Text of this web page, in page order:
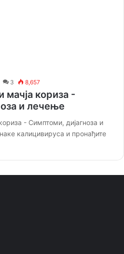
3 8,657
мачја кориза -
и лечење
- Симптоми, дијагноза и
калицивируса и пронађите